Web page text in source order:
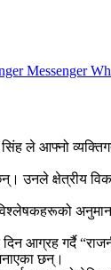
Messenger
ले आफ्नो
क्षेत्रीय
अनुमान
गर्दै
छन्।